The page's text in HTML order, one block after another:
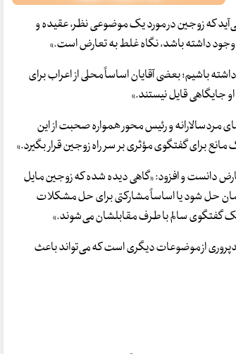
که زوجین در مورد یک موضوعی نظر، عقیده‌ و
وجود داشته باشد، نگاه غلط به تعارض است.»
باشیم؛ بعضی آقایان اساساً محلی از اعراب برای
جایگاهی قایل نیستند.»
مردسالارانه و رئیس محور همواره صحبت از این
برای گفتگوی مؤثری بر سر راه زوجین قرار بگیرد.»
دانست و افزود: «گاهی دیده شده که زوجین مایل
حل شود یا اساساً مشارکتی برای حل مشکلات
یک گفتگوی سالم با طرف مقابلشان می‌شوند.»
از موضوعات دیگری است که می‌تواند باعث